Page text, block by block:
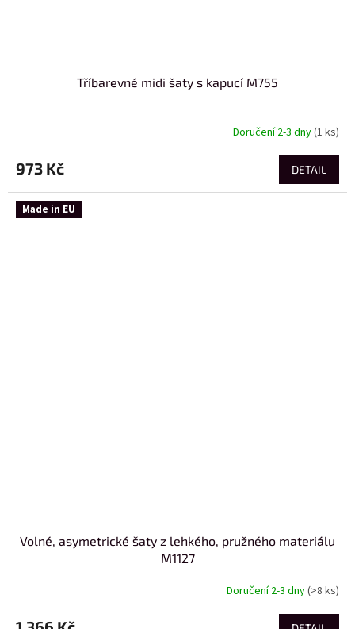
Tříbarevné midi šaty s kapucí M755
Doručení 2-3 dny(1 ks)
973 Kč DETAIL
Made in EU
Volné, asymetrické šaty z lehkého, pružného materiálu
M1127
Doručení 2-3 dny(>8 ks)